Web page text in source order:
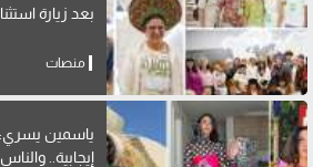
بعد زيارة
منصات
إيجابية..